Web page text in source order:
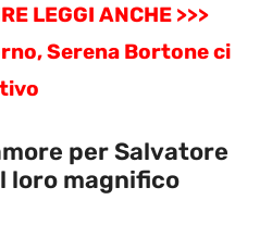
LEGGI ANCHE >>>
Serena Bortone ci
per Salvatore
loro magnifico